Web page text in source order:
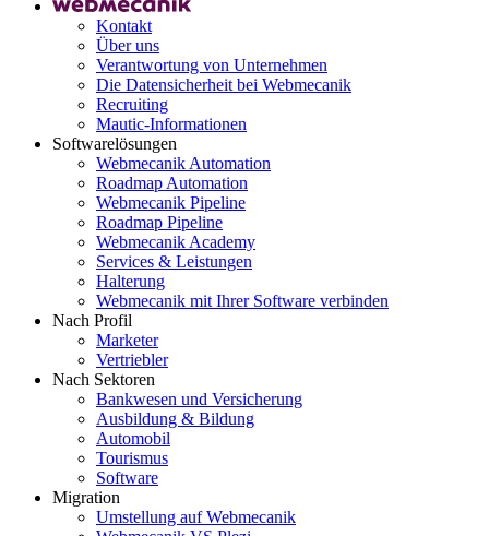
Kontakt
Über uns
Verantwortung von Unternehmen
Die Datensicherheit bei Webmecanik
Recruiting
Mautic-Informationen
Softwarelösungen
Webmecanik Automation
Roadmap Automation
Webmecanik Pipeline
Roadmap Pipeline
Webmecanik Academy
Services & Leistungen
Halterung
Webmecanik mit Ihrer Software verbinden
Nach Profil
Marketer
Vertriebler
Nach Sektoren
Bankwesen und Versicherung
Ausbildung & Bildung
Automobil
Tourismus
Software
Migration
Umstellung auf Webmecanik